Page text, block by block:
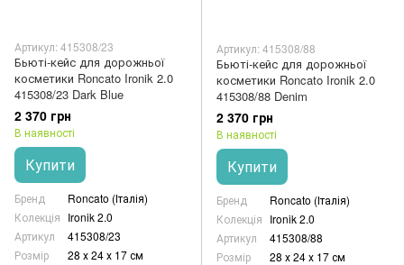
Артикул: 415308/23
Бьюті-кейс для дорожньої
косметики Roncato Ironik 2.0
415308/23 Dark Blue
2 370 грн
В наявності
Купити
Бренд
Roncato (Італія)
Колекція Ironik 2.0
Артикул
415308/23
Розмір
28 х 24 х 17 см
Артикул: 415308/88
Бьюті-кейс для дорожньої
косметики Roncato Ironik 2.0
415308/88 Denim
2 370 грн
В наявності
Купити
Бренд
Roncato (Італія)
Колекція Ironik 2.0
Артикул
415308/88
Розмір
28 х 24 х 17 см